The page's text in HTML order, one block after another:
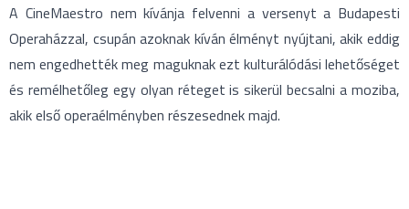
A CineMaestro nem kívánja felvenni a versenyt a Budapesti
Operaházzal, csupán azoknak kíván élményt nyújtani, akik eddig
nem engedhették meg maguknak ezt kulturálódási lehetőséget
és remélhetőleg egy olyan réteget is sikerül becsalni a moziba,
akik első operaélményben részesednek majd.